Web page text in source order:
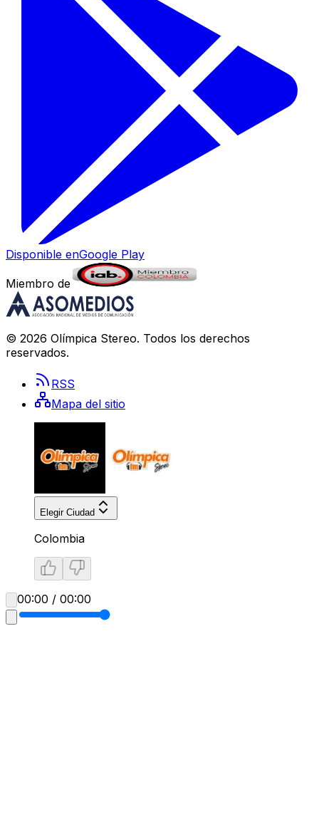
Disponible enGoogle Play
Miembro de
© 2026 Olímpica Stereo. Todos los derechos
reservados.
RSS
Mapa del sitio
Elegir Ciudad
Colombia
00:00 / 00:00